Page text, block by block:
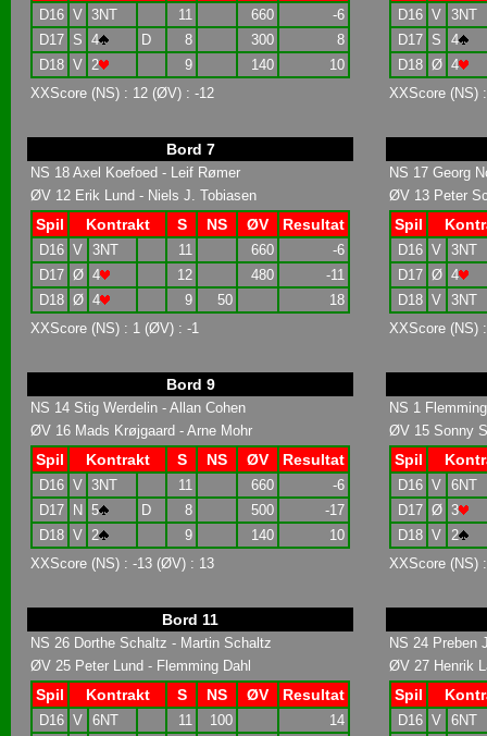
D16 V 3NT 11 660
-6
D17 S 4 D 8 300
8
D18 V 2 9 140
10
XXScore (NS) : 12 (ØV) : -12
D16 V
3NT
D17 S
4
D18 Ø 4
XXScore (NS)
Bord 7
NS 18 Axel Koefoed - Leif Rømer
ØV 12 Erik Lund - Niels J. Tobiasen
Spil Kontrakt S NS ØV Resultat
D16 V 3NT 11 660
-6
D17 Ø 4 12 480
-11
D18 Ø 4 9 50
18
XXScore (NS) : 1 (ØV) : -1
NS 17 Georg
ØV 13 Peter
Spil
D16 V
3NT
D17 Ø 4
D18 V
3NT
XXScore (NS)
Bord 9
NS 14 Stig Werdelin - Allan Cohen
ØV 16 Mads Krøjgaard - Arne Mohr
Spil Kontrakt S NS ØV Resultat
D16 V 3NT 11 660
-6
D17
N 5 D 8 500
-17
D18 V 2 9 140
10
XXScore (NS) : -13 (ØV) : 13
NS 1
ØV 15 Sonny
Spil
D16 V 6NT
D17 Ø 3
D18 V 2
XXScore (NS)
Bord 11
NS 26 Dorthe Schaltz - Martin Schaltz
ØV 25 Peter Lund - Flemming Dahl
Spil Kontrakt S NS ØV Resultat
D16 V 6NT 11 100
14
NS 24 Preben
ØV 27 Henrik
Spil
D16 V 6NT